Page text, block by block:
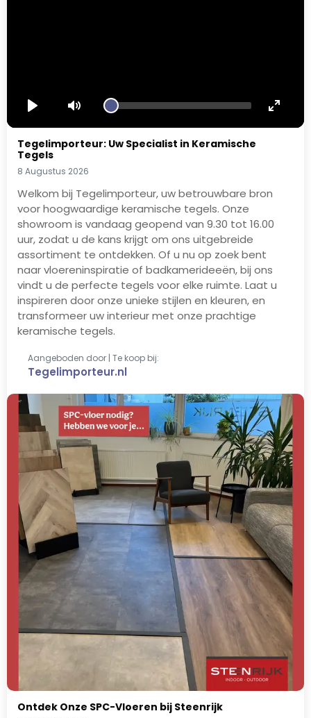
Tegelimporteur: Uw Specialist in Keramische
Tegels
8 Augustus 2026
Welkom bij Tegelimporteur, uw betrouwbare bron
voor hoogwaardige keramische tegels. Onze
showroom is vandaag geopend van 9.30 tot 16.00
uur, zodat u de kans krijgt om ons uitgebreide
assortiment te ontdekken. Of u nu op zoek bent
naar vloereninspiratie of badkamerideeën, bij ons
vindt u de perfecte tegels voor elke ruimte. Laat u
inspireren door onze unieke stijlen en kleuren, en
transformeer uw interieur met onze prachtige
keramische tegels.
Aangeboden door | Te koop bij:
Tegelimporteur.nl
Ontdek Onze SPC-Vloeren bij Steenrijk